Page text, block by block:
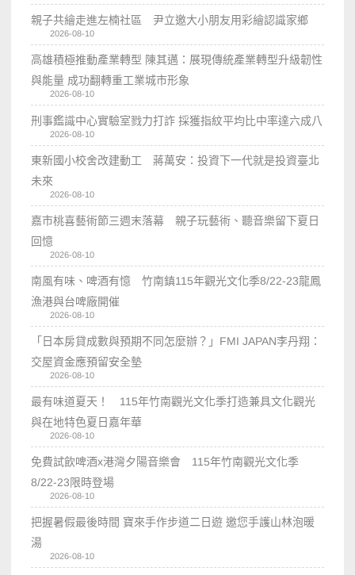
親子共繪走進左楠社區 尹立邀大小朋友用彩繪認識家鄉
2026-08-10
高雄積極推動產業轉型 陳其邁：展現傳統產業轉型升級韌性
與能量 成功翻轉重工業城市形象
2026-08-10
刑事鑑識中心實驗室戮力打詐 採獲指紋平均比中率達六成八
2026-08-10
東新國小校舍改建動工 蔣萬安：投資下一代就是投資臺北
未來
2026-08-10
嘉市桃喜藝術節三週末落幕 親子玩藝術、聽音樂留下夏日
回憶
2026-08-10
南風有味、啤酒有憶 竹南鎮115年觀光文化季8/22-23龍鳳
漁港與台啤廠開催
2026-08-10
「日本房貸成數與預期不同怎麼辦？」FMI JAPAN李丹翔：
交屋資金應預留安全墊
2026-08-10
最有味道夏天！ 115年竹南觀光文化季打造兼具文化觀光
與在地特色夏日嘉年華
2026-08-10
免費試飲啤酒x港灣夕陽音樂會 115年竹南觀光文化季
8/22-23限時登場
2026-08-10
把握暑假最後時間 寶來手作步道二日遊 邀您手護山林泡暖
湯
2026-08-10